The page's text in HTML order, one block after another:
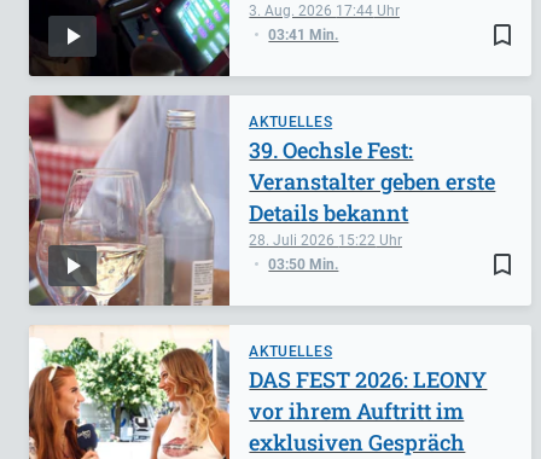
bookmark_border
3. Aug. 2026 17:44
03:41 Min.
AKTUELLES
bookmark_border
28. Juli 2026 15:22
03:50 Min.
39. Oechsle Fest:
Veranstalter geben erste
Details bekannt
AKTUELLES
DAS FEST 2026: LEONY
vor ihrem Auftritt im
exklusiven Gespräch